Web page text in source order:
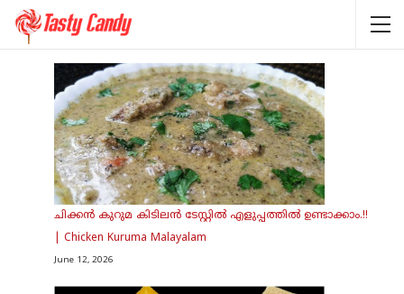
ചിക്കൻ കുറുമ കിടിലൻ ടേസ്റ്റിൽ എളുപ്പത്തിൽ ഉണ്ടാക്കാം.!!
| Chicken Kuruma Malayalam
June 12, 2026